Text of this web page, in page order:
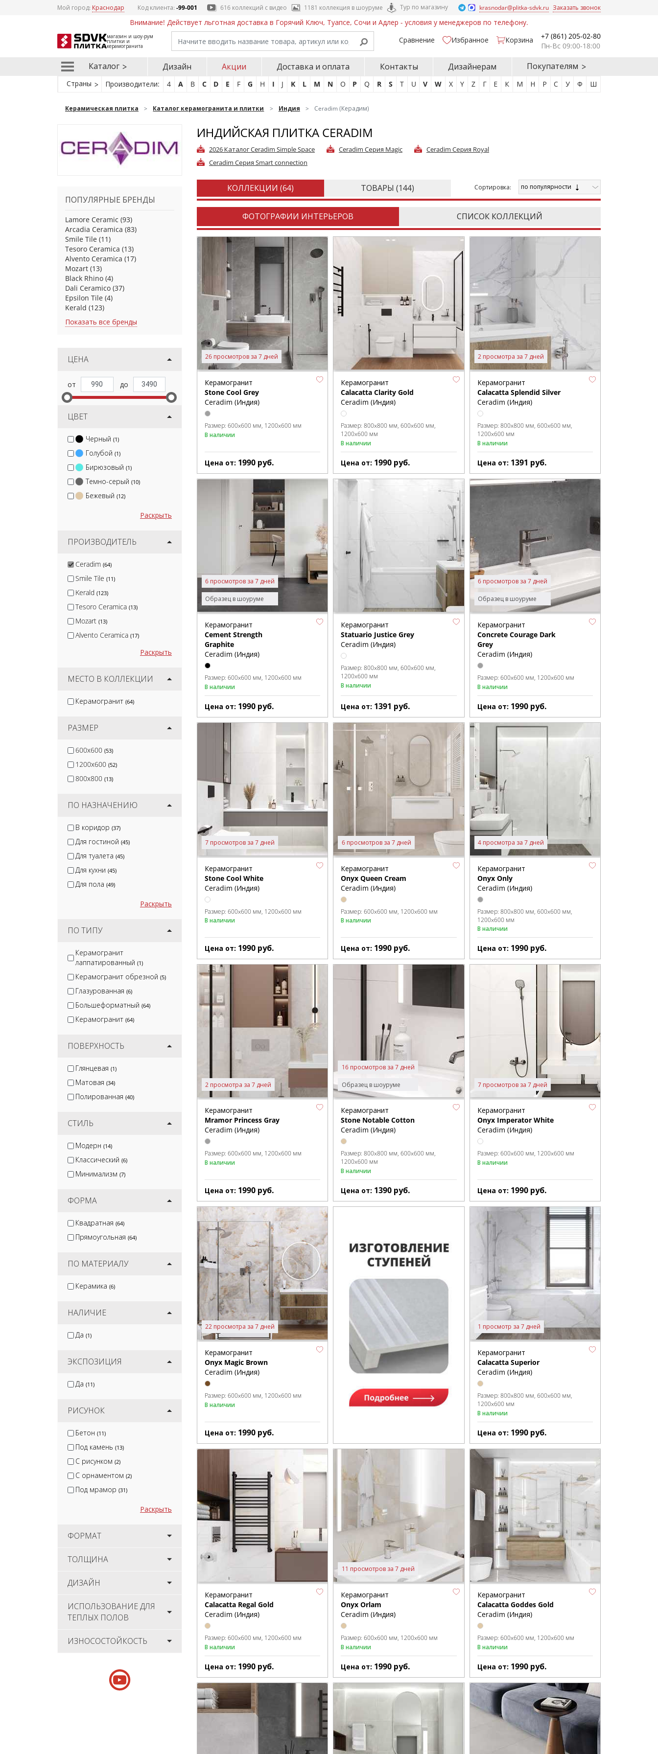
Мой город: Краснодар Код клиента:-99-001 616 коллекций с видео 1181 коллекция в шоуруме Тур по магазину krasnodar@plitka-sdvk.ru Заказать звонок
Внимание! Действует льготная доставка в Горячий Ключ, Туапсе, Сочи и Адлер - условия у менеджеров по телефону.
магазин и шоу-рум
плитки и
керамогранита
Сравнение Избранное Корзина
+7 (861) 205-02-80
Пн-Вс 09:00-18:00
Каталог Дизайн Акции Доставка и оплата Контакты Дизайнерам Покупателям
Страны Производители: 4 A B C D E F G H I J K L M N O P Q R S T U V W X Y Z Г Е К М Н Р С У Ф Ш
Керамическая плитка Каталог керамогранита и плитки Индия Ceradim (Керадим)
ПОПУЛЯРНЫЕ БРЕНДЫ
Lamore Ceramic (93)
Arcadia Ceramica (83)
Smile Tile (11)
Tesoro Ceramica (13)
Alvento Ceramica (17)
Mozart (13)
Black Rhino (4)
Dali Ceramico (37)
Epsilon Tile (4)
Kerald (123)
Показать все бренды
ЦЕНА
ЦВЕТ
Черный (1)
Голубой (1)
Бирюзовый (1)
Темно-серый (10)
Бежевый (12)
Раскрыть
ПРОИЗВОДИТЕЛЬ
Ceradim (64)
Smile Tile (11)
Kerald (123)
Tesoro Ceramica (13)
Mozart (13)
Alvento Ceramica (17)
Epsilon Tile(4)
Lamore Ceramic (93)
Раскрыть
МЕСТО В КОЛЛЕКЦИИ
Керамогранит (64)
РАЗМЕР
600x600 (53)
1200x600 (52)
800x800 (13)
ПО НАЗНАЧЕНИЮ
В коридор (37)
Для гостиной (45)
Для туалета (45)
Для кухни (45)
Для пола (49)
Раскрыть
ПО ТИПУ
Керамогранит
лаппатированный (1)
Керамогранит обрезной (5)
Глазурованная (6)
Большеформатный (64)
Керамогранит (64)
ПОВЕРХНОСТЬ
Глянцевая (1)
Матовая (34)
Полированная (40)
СТИЛЬ
Модерн (14)
Классический (6)
Минимализм (7)
ФОРМА
Квадратная (64)
Прямоугольная (64)
ПО МАТЕРИАЛУ
Керамика (6)
НАЛИЧИЕ
Да (1)
ЭКСПОЗИЦИЯ
Да (11)
РИСУНОК
Бетон (11)
Под камень (13)
С рисунком (2)
С орнаментом (2)
Под мрамор (31)
Раскрыть
ФОРМАТ
ТОЛЩИНА
ДИЗАЙН
ИСПОЛЬЗОВАНИЕ ДЛЯ
ТЕПЛЫХ ПОЛОВ
ИЗНОСОСТОЙКОСТЬ
ИНДИЙСКАЯ ПЛИТКА CERADIM
2026 Каталог Ceradim Simple Space Ceradim Cерия Magic
Ceradim Cерия Royal
Ceradim Cерия Smart connection
КОЛЛЕКЦИИ (64) ТОВАРЫ (144) Cортировка: по популярности
ФОТОГРАФИИ ИНТЕРЬЕРОВ СПИСОК КОЛЛЕКЦИЙ
26 просмотров за 7 дней
Керамогранит
Stone Cool Grey
Ceradim (Индия)
Размер: 600x600 мм 1200x600 мм
В наличии
Цена от: 1990 руб.
Керамогранит
Calacatta Clarity Gold
Ceradim (Индия)
Размер:800x800 мм 600x600 мм
1200x600 мм
В наличии
Цена от: 1990 руб.
2 просмотра за 7 дней
Керамогранит
Calacatta Splendid Silver
Ceradim (Индия)
Размер: 800x800 мм 600x600 мм
1200x600 мм
В наличии
Цена от: 1391 руб.
Образец в шоуруме
6 просмотров за 7 дней
Керамогранит
Cement Strength
Graphite
Ceradim (Индия)
Размер: 600x600 мм 1200x600 мм
В наличии
Цена от: 1990 руб.
Керамогранит
Statuario Justice Grey
Ceradim (Индия)
Размер:800x800 мм 600x600 мм
1200x600 мм
В наличии
Цена от: 1391 руб.
Образец в шоуруме
6 просмотров за 7 дней
Керамогранит
Concrete Courage Dark
Grey
Ceradim (Индия)
Размер: 600x600 мм 1200x600 мм
В наличии
Цена от: 1990 руб.
7 просмотров за 7 дней
Керамогранит
Stone Cool White
Ceradim (Индия)
Размер: 600x600 мм 1200x600 мм
В наличии
Цена от: 1990 руб.
6 просмотров за 7 дней
Керамогранит
Onyx Queen Cream
Ceradim (Индия)
Размер:600x600 мм 1200x600 мм
В наличии
Цена от: 1990 руб.
4 просмотра за 7 дней
Керамогранит
Onyx Only
Ceradim (Индия)
Размер: 800x800 мм 600x600 мм
1200x600 мм
В наличии
Цена от: 1990 руб.
2 просмотра за 7 дней
Керамогранит
Mramor Princess Gray
Ceradim (Индия)
Размер: 600x600 мм 1200x600 мм
В наличии
Цена от: 1990 руб.
Образец в шоуруме
16 просмотров за 7 дней
Керамогранит
Stone Notable Cotton
Ceradim (Индия)
Размер:800x800 мм 600x600 мм
1200x600 мм
В наличии
Цена от: 1390 руб.
7 просмотров за 7 дней
Керамогранит
Onyx Imperator White
Ceradim (Индия)
Размер: 600x600 мм 1200x600 мм
В наличии
Цена от: 1990 руб.
22 просмотра за 7 дней
Керамогранит
Onyx Magic Brown
Ceradim (Индия)
Размер: 600x600 мм 1200x600 мм
В наличии
Цена от: 1990 руб.
1 просмотр за 7 дней
Керамогранит
Calacatta Superior
Ceradim (Индия)
Размер: 800x800 мм 600x600 мм
1200x600 мм
В наличии
Цена от: 1990 руб.
Керамогранит
Calacatta Regal Gold
Ceradim (Индия)
Размер: 600x600 мм 1200x600 мм
В наличии
Цена от: 1990 руб.
11 просмотров за 7 дней
Керамогранит
Onyx Orlam
Ceradim (Индия)
Размер:600x600 мм 1200x600 мм
В наличии
Цена от: 1990 руб.
Керамогранит
Calacatta Goddes Gold
Ceradim (Индия)
Размер: 600x600 мм 1200x600 мм
В наличии
Цена от: 1990 руб.